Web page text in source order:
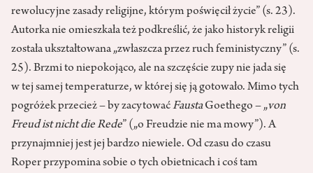
rewolucyjne zasady religijne, którym poświęcił życie” (s. 23).
Autorka nie omieszkała też podkreślić, że jako historyk religii
została ukształtowana „zwłaszcza przez ruch feministyczny” (s.
25). Brzmi to niepokojąco, ale na szczęście zupy nie jada się
w tej samej temperaturze, w której się ją gotowało. Mimo tych
pogróżek przecież – by zacytowaćFaustaGoethego – „von
Freud ist nicht die Rede” („o Freudzie nie ma mowy”). A
przynajmniej jest jej bardzo niewiele. Od czasu do czasu
Roper przypomina sobie o tych obietnicach i coś tam